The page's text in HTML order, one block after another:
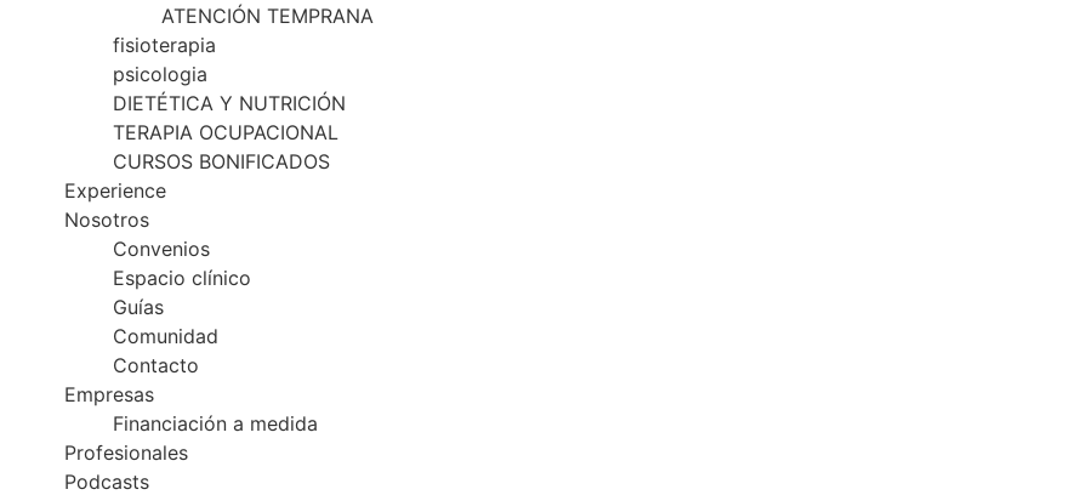
ATENCIÓN TEMPRANA
fisioterapia
psicologia
DIETÉTICA Y NUTRICIÓN
TERAPIA OCUPACIONAL
CURSOS BONIFICADOS
Experience
Nosotros
Convenios
Espacio clínico
Guías
Comunidad
Contacto
Empresas
Financiación a medida
Profesionales
Podcasts